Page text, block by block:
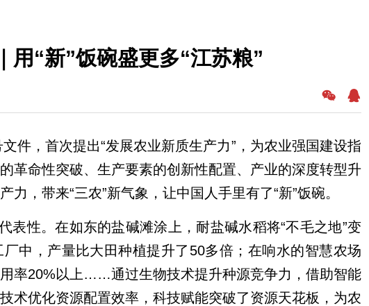
用“新”饭碗盛更多“江苏粮”
件，首次提出“发展农业新质生产力”，为农业强国建设指
革命性突破、生产要素的创新性配置、产业的深度转型升
，带来“三农”新气象，让中国人手里有了“新”饭碗。
表性。在如东的盐碱滩涂上，耐盐碱水稻将“不毛之地”变
中，产量比大田种植提升了50多倍；在响水的智慧农场
率20%以上……通过生物技术提升种源竞争力，借助智能
术优化资源配置效率，科技赋能突破了资源天花板，为农